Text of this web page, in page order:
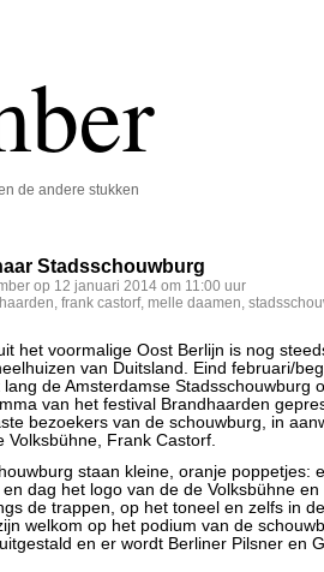
de andere stukken
Stadsschouwburg
op 12 januari 2014 om 11:00 uur
, frank castorf, melle daamen,
het voormalige Oost Berlijn is nog
van Duitsland. Eind februari/
de Amsterdamse Stadsschouwburg
van het festival Brandhaarden
bezoekers van de schouwburg, in
Volksbühne, Frank Castorf.
staan kleine, oranje poppetjes:
en dag het logo van de de Volksbühne
de trappen, op het toneel en zelfs in
welkom op het podium van de
en er wordt Berliner Pilsner en